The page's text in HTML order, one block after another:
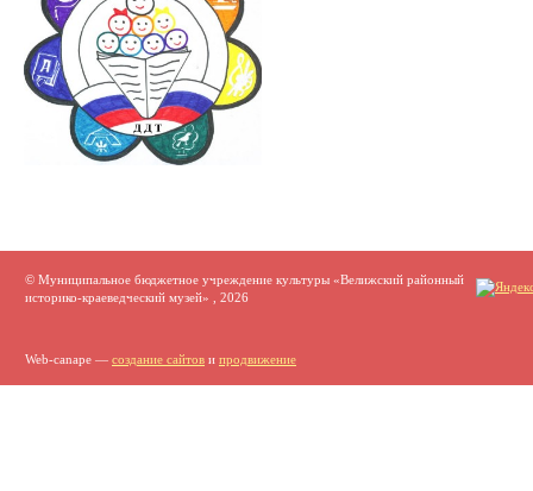
© Муниципальное бюджетное учреждение культуры «Велижский районный
историко-краеведческий музей» , 2026
Web-canape — создание сайтов и продвижение